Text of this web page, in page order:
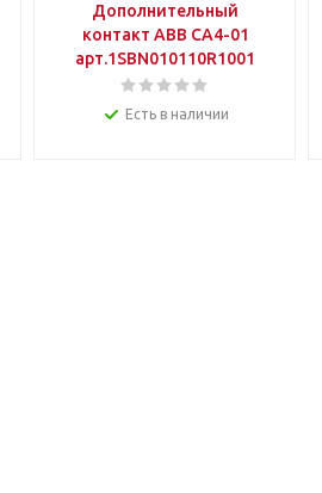
Дополнительный
контакт АВВ CA4-01
арт.1SBN010110R1001
Есть в наличии